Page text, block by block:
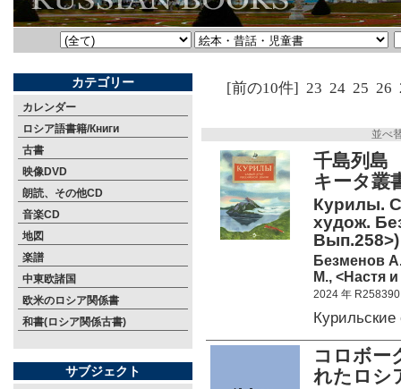
カテゴリー
カレンダー
ロシア語書籍/Книги
古書
映像DVD
朗読、その他CD
音楽CD
地図
楽譜
中東欧諸国
欧米のロシア関係書
和書(ロシア関係古書)
サブジェクト
[前の10件] 23 24 25 26
並べ
千島列
キータ叢
Курилы.
худож.
Вып.258>)
Безменов
М., <Настя
2024 年 R258390
コロボ
れたロ